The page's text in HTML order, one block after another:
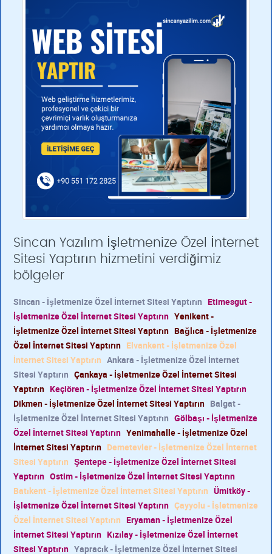
Sincan Yazılım İşletmenize Özel İnternet
Sitesi Yaptırın hizmetini verdiğimiz
bölgeler
Sincan - İşletmenize Özel İnternet Sitesi Yaptırın Etimesgut -
İşletmenize Özel İnternet Sitesi Yaptırın Yenikent -
İşletmenize Özel İnternet Sitesi Yaptırın Bağlıca - İşletmenize
Özel İnternet Sitesi Yaptırın Elvankent - İşletmenize Özel
İnternet Sitesi Yaptırın Ankara - İşletmenize Özel İnternet
Sitesi Yaptırın Çankaya - İşletmenize Özel İnternet Sitesi
Yaptırın Keçiören - İşletmenize Özel İnternet Sitesi Yaptırın
Dikmen - İşletmenize Özel İnternet Sitesi Yaptırın Balgat -
İşletmenize Özel İnternet Sitesi Yaptırın Gölbaşı - İşletmenize
Özel İnternet Sitesi Yaptırın Yenimahalle - İşletmenize Özel
İnternet Sitesi Yaptırın Demetevler - İşletmenize Özel İnternet
Sitesi Yaptırın Şentepe - İşletmenize Özel İnternet Sitesi
Yaptırın Ostim - İşletmenize Özel İnternet Sitesi Yaptırın
Batıkent - İşletmenize Özel İnternet Sitesi Yaptırın Ümitköy -
İşletmenize Özel İnternet Sitesi Yaptırın Çayyolu - İşletmenize
Özel İnternet Sitesi Yaptırın Eryaman - İşletmenize Özel
İnternet Sitesi Yaptırın Kızılay - İşletmenize Özel İnternet
Sitesi Yaptırın Yapracık - İşletmenize Özel İnternet Sitesi